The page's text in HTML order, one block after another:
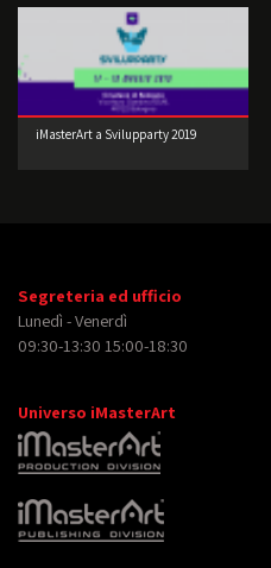
iMasterArt a Svilupparty 2019
Segreteria ed ufficio
Lunedì - Venerdì
09:30-13:30 15:00-18:30
Universo iMasterArt